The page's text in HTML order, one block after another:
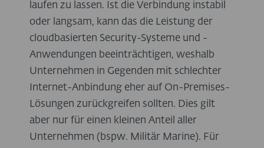
laufen zu lassen. Ist die Verbindung instabil
oder langsam, kann das die Leistung der
cloudbasierten Security-Systeme und -
Anwendungen beeinträchtigen, weshalb
Unternehmen in Gegenden mit schlechter
Internet-Anbindung eher auf On-Premises-
Lösungen zurückgreifen sollten. Dies gilt
aber nur für einen kleinen Anteil aller
Unternehmen (bspw. Militär Marine). Für